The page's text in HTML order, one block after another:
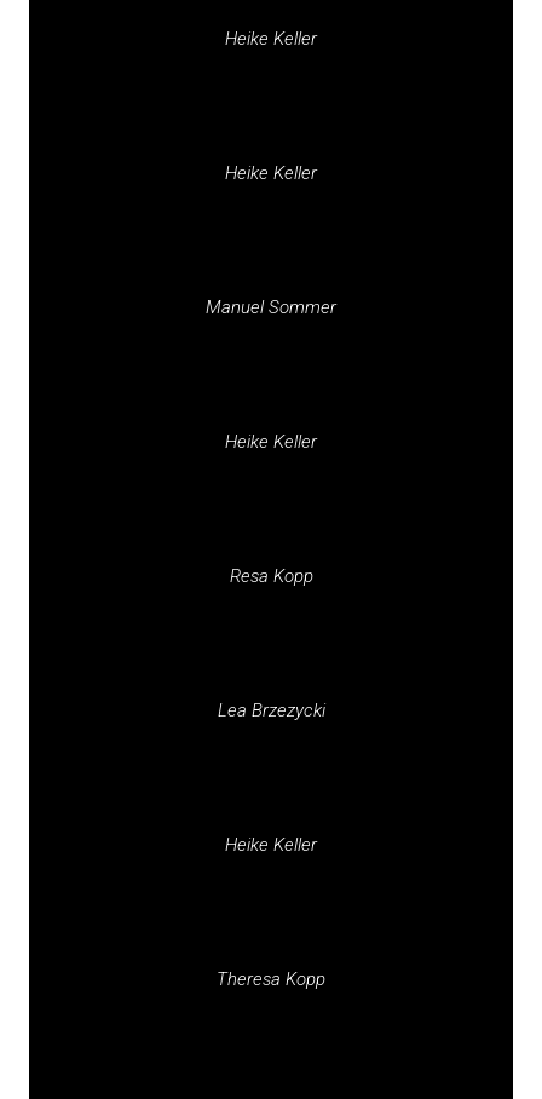
Heike Keller
Heike Keller
Manuel Sommer
Heike Keller
Resa Kopp
Lea Brzezycki
Heike Keller
Theresa Kopp